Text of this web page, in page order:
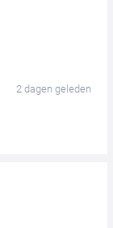
2 dagen geleden